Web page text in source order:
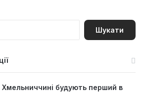
П
Хмельниччині будують перший в